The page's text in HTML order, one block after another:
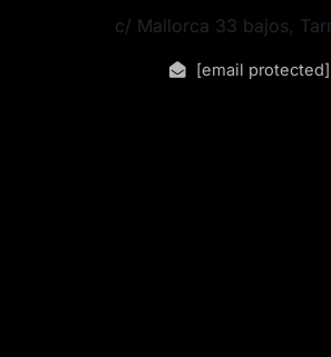
c/ Mallorca 33 bajos,
[email protected]